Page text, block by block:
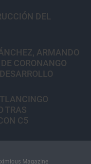
DEL
ARMANDO
CORONANGO
TRAS
C5
Magazine